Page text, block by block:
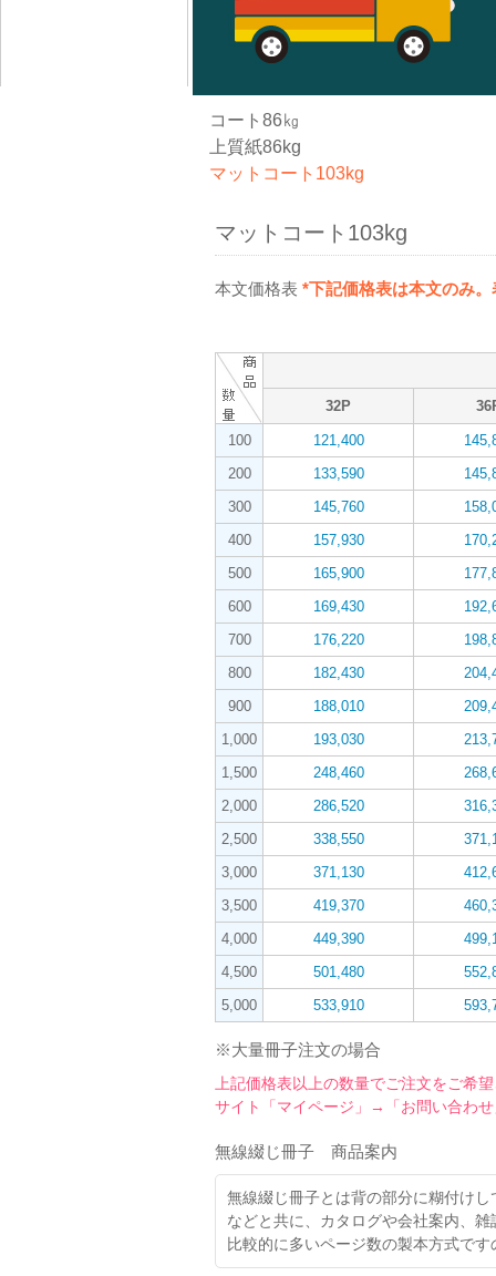
コート86㎏
上質紙86kg
マットコート103kg
マットコート103kg
本文価格表 *下記価格表は本文のみ
32P
100 121,400
200
133,590
300
145,760
400
157,930
500
165,900
600
169,430
700
176,220
800
182,430
900
188,010
1,000
193,030
1,500
248,460
2,000
286,520
2,500
338,550
3,000
371,130
3,500
419,370
4,000
449,390
4,500
501,480
5,000
533,910
※大量冊子注文の場合
上記価格表以上の数量でご注文をご希
サイト「マイページ」→「お問い合わ
無線綴じ冊子 商品案内
無線綴じ冊子とは背の部分に糊付け
などと共に、カタログや会社案内、
比較的に多いページ数の製本方式で